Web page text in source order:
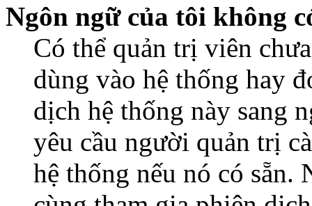
Ngôn ngữ của tôi không
Có thể quản trị viên
dùng vào hệ thống hay
dịch hệ thống này sang
yêu cầu người quản trị
hệ thống nếu nó có sẵn.